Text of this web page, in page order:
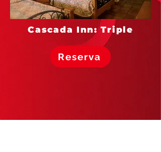
Cascada Inn: Triple
Reserva